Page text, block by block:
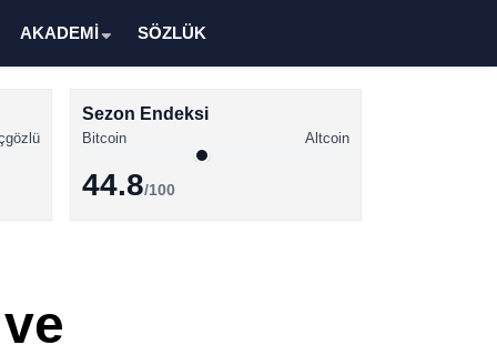
AKADEMİ SÖZLÜK
Sezon Endeksi
Bitcoin Altcoin
44.8/100